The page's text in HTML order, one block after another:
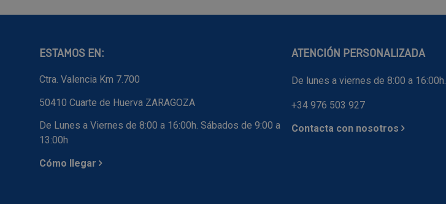
ESTAMOS EN:
Ctra. Valencia Km 7.700
50410 Cuarte de Huerva ZARAGOZA
De Lunes a Viernes de 8:00 a 16:00h. Sábados de 9:00 a
13:00h
Cómo llegar
ATENCIÓN PERSONALIZADA
De lunes a viernes de 8:00 a 16:00h.
+34 976 503 927
Contacta con nosotros